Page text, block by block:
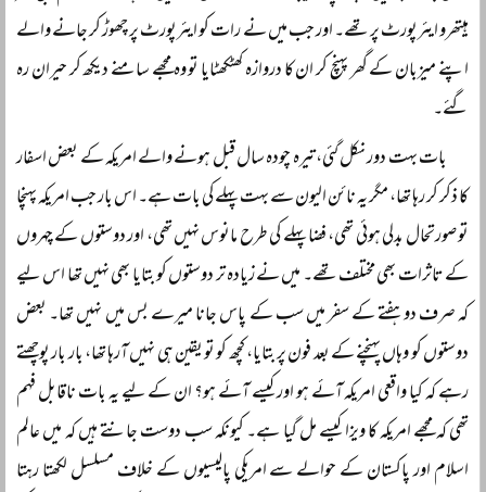
ہیتھرو ایئرپورٹ پر تھے۔ اور جب میں نے رات کو ایئرپورٹ پر چھوڑ کر جانے والے
اپنے میزبان کے گھر پہنچ کر ان کا دروازہ کھٹکھٹایا تو وہ مجھے سامنے دیکھ کر حیران رہ
گئے۔
بات بہت دور نکل گئی، تیرہ چودہ سال قبل ہونے والے امریکہ کے بعض اسفار
کا ذکر کر رہا تھا، مگر یہ نائن الیون سے بہت پہلے کی بات ہے۔ اس بار جب امریکہ پہنچا
تو صورتحال بدلی ہوئی تھی، فضا پہلے کی طرح مانوس نہیں تھی، اور دوستوں کے چہروں
کے تاثرات بھی مختلف تھے۔ میں نے زیادہ تر دوستوں کو بتایا بھی نہیں تھا اس لیے
کہ صرف دو ہفتے کے سفر میں سب کے پاس جانا میرے بس میں نہیں تھا۔ بعض
دوستوں کو وہاں پہنچنے کے بعد فون پر بتایا، کچھ کو تو یقین ہی نہیں آرہا تھا، بار بار پوچھتے
رہے کہ کیا واقعی امریکہ آئے ہو اور کیسے آئے ہو؟ ان کے لیے یہ بات ناقابل فہم
تھی کہ مجھے امریکہ کا ویزا کیسے مل گیا ہے۔ کیونکہ سب دوست جانتے ہیں کہ میں عالم
اسلام اور پاکستان کے حوالے سے امریکی پالیسیوں کے خلاف مسلسل لکھتا رہتا